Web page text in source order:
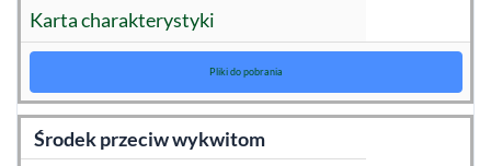
Karta charakterystyki
Pliki do pobrania
Środek przeciw wykwitom